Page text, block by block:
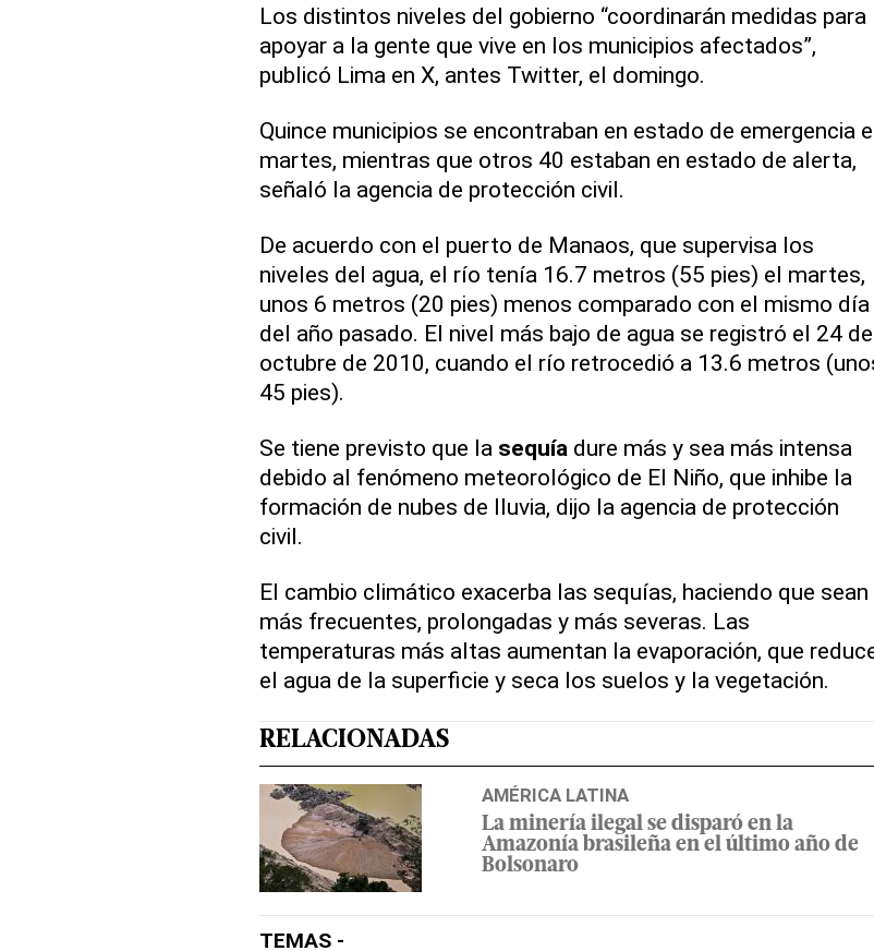
Los distintos niveles del gobierno “coordinarán medidas para
apoyar a la gente que vive en los municipios afectados”,
publicó Lima en X, antes Twitter, el domingo.
Quince municipios se encontraban en estado de emergencia
martes, mientras que otros 40 estaban en estado de alerta,
señaló la agencia de protección civil.
De acuerdo con el puerto de Manaos, que supervisa los
niveles del agua, el río tenía 16.7 metros (55 pies) el martes,
unos 6 metros (20 pies) menos comparado con el mismo día
del año pasado. El nivel más bajo de agua se registró el 24 de
octubre de 2010, cuando el río retrocedió a 13.6 metros
45 pies).
Se tiene previsto que la sequía dure más y sea más intensa
debido al fenómeno meteorológico de El Niño, que inhibe la
formación de nubes de lluvia, dijo la agencia de protección
civil.
El cambio climático exacerba las sequías, haciendo que sean
más frecuentes, prolongadas y más severas. Las
temperaturas más altas aumentan la evaporación, que
el agua de la superficie y seca los suelos y la vegetación.
RELACIONADAS
AMÉRICA LATINA
La minería ilegal se disparó en la
Amazonía brasileña en el último año de
Bolsonaro
TEMAS -